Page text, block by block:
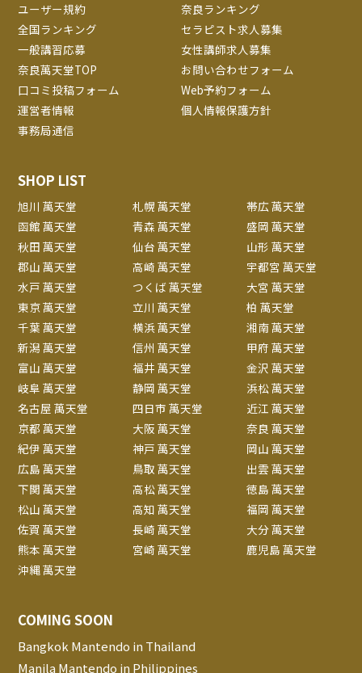
ユーザー規約
奈良ランキング
全国ランキング
セラピスト求人募集
一般講習応募
女性講師求人募集
奈良萬天堂TOP
お問い合わせフォーム
口コミ投稿フォーム
Web予約フォーム
運営者情報
個人情報保護方針
事務局通信
SHOP LIST
旭川 萬天堂 札幌 萬天堂
帯広 萬天堂
函館 萬天堂
青森 萬天堂
盛岡 萬天堂
秋田 萬天堂
仙台 萬天堂
山形 萬天堂
郡山 萬天堂
高崎 萬天堂
宇都宮 萬天堂
水戸 萬天堂
つくば 萬天堂
大宮 萬天堂
東京 萬天堂
立川 萬天堂
柏 萬天堂
千葉 萬天堂
横浜 萬天堂
湘南 萬天堂
新潟 萬天堂
信州 萬天堂
甲府 萬天堂
富山 萬天堂
福井 萬天堂
金沢 萬天堂
岐阜 萬天堂
静岡 萬天堂
浜松 萬天堂
名古屋 萬天堂
四日市 萬天堂
近江 萬天堂
京都 萬天堂
大阪 萬天堂
奈良 萬天堂
紀伊 萬天堂
神戸 萬天堂
岡山 萬天堂
広島 萬天堂
鳥取 萬天堂
出雲 萬天堂
下関 萬天堂
高松 萬天堂
徳島 萬天堂
松山 萬天堂
高知 萬天堂
福岡 萬天堂
佐賀 萬天堂
長崎 萬天堂
大分 萬天堂
熊本 萬天堂
宮崎 萬天堂
鹿児島 萬天堂
沖縄 萬天堂
COMING SOON
Bangkok Mantendo in Thailand
Manila Mantendo in Philippines